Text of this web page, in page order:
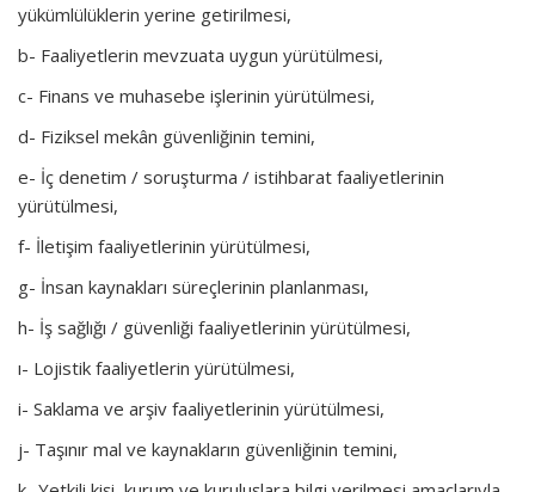
yükümlülüklerin yerine getirilmesi,
b- Faaliyetlerin mevzuata uygun yürütülmesi,
c- Finans ve muhasebe işlerinin yürütülmesi,
d- Fiziksel mekân güvenliğinin temini,
e- İç denetim / soruşturma / istihbarat faaliyetlerinin
yürütülmesi,
f- İletişim faaliyetlerinin yürütülmesi,
g- İnsan kaynakları süreçlerinin planlanması,
h- İş sağlığı / güvenliği faaliyetlerinin yürütülmesi,
ı- Lojistik faaliyetlerin yürütülmesi,
i- Saklama ve arşiv faaliyetlerinin yürütülmesi,
j- Taşınır mal ve kaynakların güvenliğinin temini,